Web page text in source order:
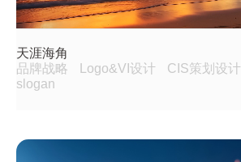
天涯海角
品牌战略
Logo&VI设计 CIS策划设计
slogan